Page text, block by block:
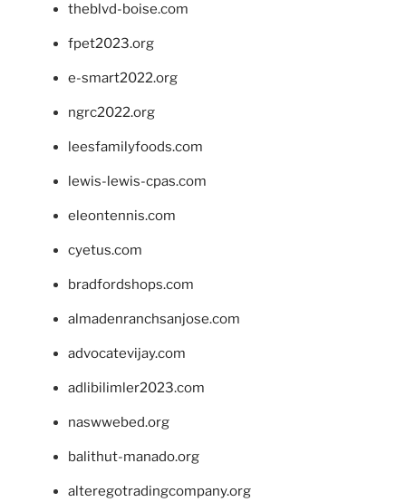
theblvd-boise.com
fpet2023.org
e-smart2022.org
ngrc2022.org
leesfamilyfoods.com
lewis-lewis-cpas.com
eleontennis.com
cyetus.com
bradfordshops.com
almadenranchsanjose.com
advocatevijay.com
adlibilimler2023.com
naswwebed.org
balithut-manado.org
alteregotradingcompany.org